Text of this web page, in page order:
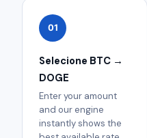
01
Selecione BTC →
DOGE
Enter your amount
and our engine
instantly shows the